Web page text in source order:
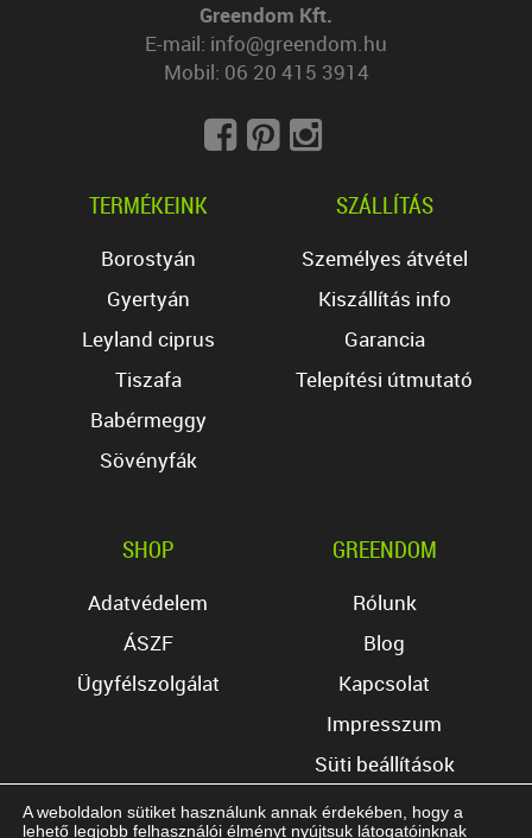
Greendom Kft.
E-mail: info@greendom.hu
Mobil: 06 20 415 3914
TERMÉKEINK
Borostyán
Gyertyán
Leyland ciprus
Tiszafa
Babérmeggy
Sövényfák
SZÁLLÍTÁS
Személyes átvétel
Kiszállítás info
Garancia
Telepítési útmutató
SHOP
Adatvédelem
ÁSZF
Ügyfélszolgálat
GREENDOM
Rólunk
Blog
Kapcsolat
Impresszum
Süti beállítások
A weboldalon sütiket használunk annak érdekében, hogy a
lehető legjobb felhasználói élményt nyújtsuk látogatóinknak